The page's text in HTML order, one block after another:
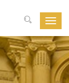
ki-
be